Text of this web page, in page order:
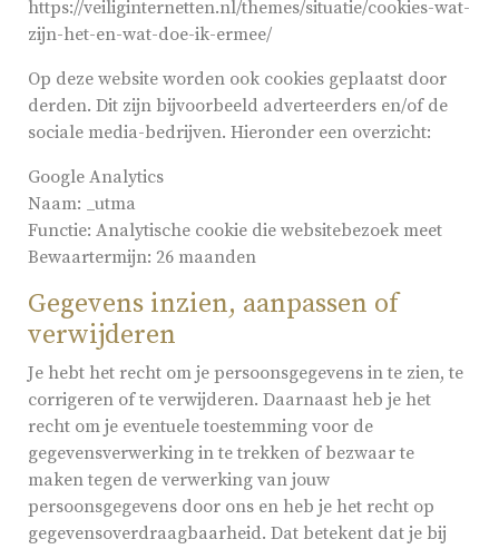
https://veiliginternetten.nl/themes/situatie/cookies-wat-
zijn-het-en-wat-doe-ik-ermee/
Op deze website worden ook cookies geplaatst door
derden. Dit zijn bijvoorbeeld adverteerders en/of de
sociale media-bedrijven. Hieronder een overzicht:
Google Analytics
Naam: _utma
Functie: Analytische cookie die websitebezoek meet
Bewaartermijn: 26 maanden
Gegevens inzien, aanpassen of
verwijderen
Je hebt het recht om je persoonsgegevens in te zien, te
corrigeren of te verwijderen. Daarnaast heb je het
recht om je eventuele toestemming voor de
gegevensverwerking in te trekken of bezwaar te
maken tegen de verwerking van jouw
persoonsgegevens door ons en heb je het recht op
gegevensoverdraagbaarheid. Dat betekent dat je bij